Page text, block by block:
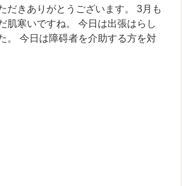
だきありがとうございます。 3月も
肌寒いですね。 今日は出張はらし
。 今日は障碍者を介助する方を対